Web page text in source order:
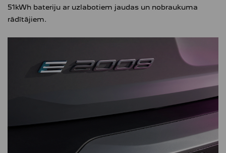
51kWh bateriju ar uzlabotiem jaudas un nobraukuma
rādītājiem.